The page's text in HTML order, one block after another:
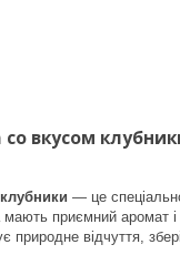
вкусом
— це
мають приємний
відчуття,